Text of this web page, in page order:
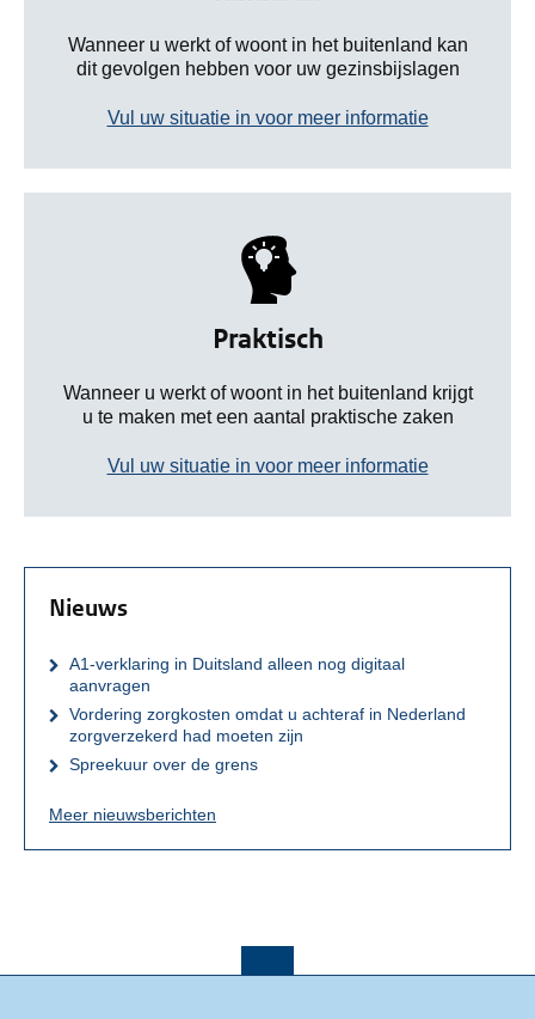
Wanneer u werkt of woont in het buitenland kan
dit gevolgen hebben voor uw gezinsbijslagen
Vul uw situatie in voor meer informatie
Praktisch
Wanneer u werkt of woont in het buitenland krijgt
u te maken met een aantal praktische zaken
Vul uw situatie in voor meer informatie
Nieuws
A1-verklaring in Duitsland alleen nog digitaal
aanvragen
Vordering zorgkosten omdat u achteraf in Nederland
zorgverzekerd had moeten zijn
Spreekuur over de grens
Meer nieuwsberichten